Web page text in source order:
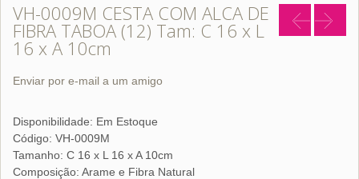
VH-0009M CESTA COM ALCA DE
FIBRA TABOA (12) Tam: C 16 x L
16 x A 10cm
Enviar por e-mail a um amigo
Disponibilidade: Em Estoque
Código: VH-0009M
Tamanho: C 16 x L 16 x A 10cm
Composição: Arame e Fibra Natural